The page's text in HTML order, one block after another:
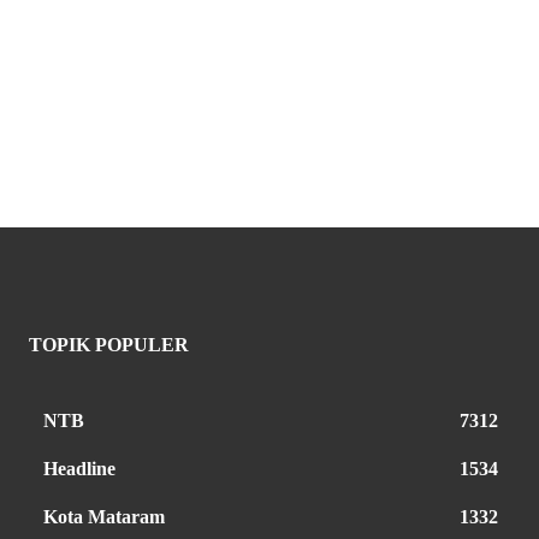
TOPIK POPULER
NTB 7312
Headline 1534
Kota Mataram 1332